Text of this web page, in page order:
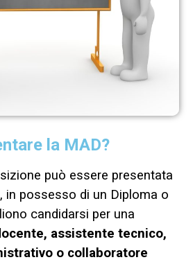
la MAD?
può essere presentata
in possesso di un Diploma o
candidarsi per una
assistente tecnico,
o collaboratore